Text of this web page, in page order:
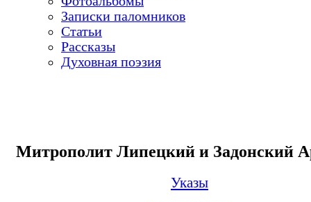
Записки паломников
Статьи
Рассказы
Духовная поэзия
Митрополит Липецкий и Задонский
Указы